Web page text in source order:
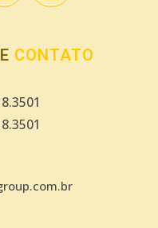
CONTATO